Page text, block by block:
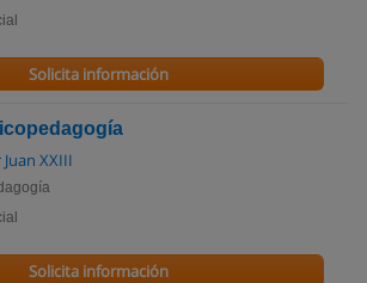
Solicita información
XXIII
Solicita información